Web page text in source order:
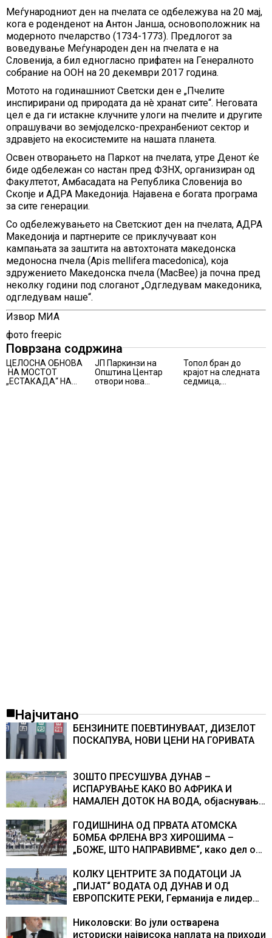
Меѓународниот ден на пчелата се одбележува на 20 мај,
кога е роденденот на Антон Јанша, основоположник на
модерното пчеларство (1734-1773). Предлогот за
воведување Меѓународен ден на пчелата е на
Словенија, а бил едногласно прифатен на Генералното
собрание на ООН на 20 декември 2017 година.
Мотото на годинашниот Светски ден е „Пчелите
инспирирани од природата да нè хранат сите“. Неговата
цел е да ги истакне клучните улоги на пчелите и другите
опрашувачи во земјоделско-прехранбениот сектор и
здравјето на екосистемите на нашата планета.
Освен отворањето на Паркот на пчелата, утре Денот ќе
биде одбележан со настан пред ФЗНХ, организиран од
Факултетот, Амбасадата на Република Словенија во
Скопје и АДРА Македонија. Најавена е богата програма
за сите генерации.
Со одбележувањето на Светскиот ден на пчелата, АДРА
Македонија и партнерите се приклучуваат кон
кампањата за заштита на автохтоната македонска
медоносна пчела (Apis mellifera macedonica), која
здружението Македонска пчела (MacBee) ја почна пред
неколку години под слоганот „Одгледувам македоника,
одгледувам наше“.
Извор МИА
фото freepic
Поврзана содржина
ЦЕЛОСНА ОБНОВА
НА МОСТОТ
„ЕСТАКАДА“ НА
ЈП Паркинзи на
Општина Центар
отвори нова
Топол бран до
крајот на следната
седмица,
Најчитано
БЕНЗИНИТЕ ПОЕВТИНУВААТ, ДИЗЕЛОТ
ПОСКАПУВА, НОВИ ЦЕНИ НА ГОРИВАТА
ЗОШТО ПРЕСУШУВА ДУНАВ –
ИСПАРУВАЊЕ КАКО ВО АФРИКА И
НАМАЛЕН ДОТОК НА ВОДА, објаснување
ГОДИШНИНА ОД ПРВАТА АТОМСКА
БОМБА ФРЛЕНА ВРЗ ХИРОШИМА –
„БОЖЕ, ШТО НАПРАВИВМЕ“, како дел од
учесниците во бомбардирањето го
доживуваа овој настан што го промени
текот на историјата
КОЛКУ ЦЕНТРИТЕ ЗА ПОДАТОЦИ ЈА
„ПИЈАТ“ ВОДАТА ОД ДУНАВ И ОД
ЕВРОПСКИТЕ РЕКИ, Германија е лидер
центри за податоци
Николовски: Во јули остварена
историски највисока наплата на приходи